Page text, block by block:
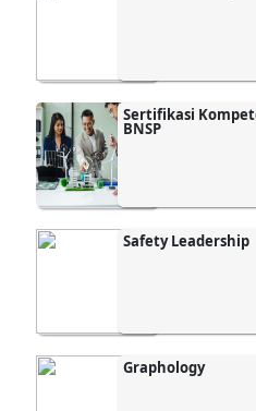
Sertifikasi
BNSP
Safety Leadership
Graphology